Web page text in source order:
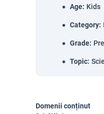
Age: Kids
Category:
Grade:
Topic:
Domenii conținut